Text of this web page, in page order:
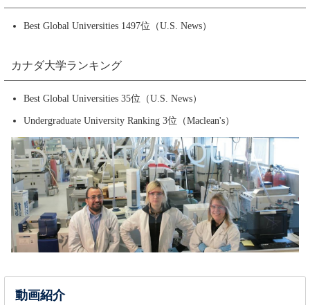
Best Global Universities 1497位（U.S. News）
カナダ大学ランキング
Best Global Universities 35位（U.S. News）
Undergraduate University Ranking 3位（Maclean's）
動画紹介